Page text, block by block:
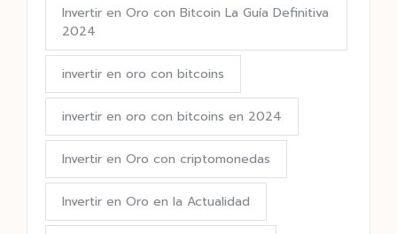
Invertir en Oro con Bitcoin La Guía Definitiva
2024
invertir en oro con bitcoins
invertir en oro con bitcoins en 2024
Invertir en Oro con criptomonedas
Invertir en Oro en la Actualidad